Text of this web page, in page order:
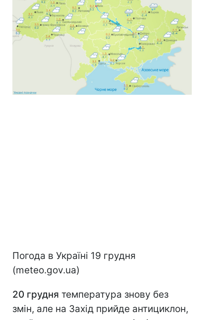
Погода в Україні 19 грудня
(meteo.gov.ua)
20 грудня температура знову без
змін, але на Захід прийде антициклон,